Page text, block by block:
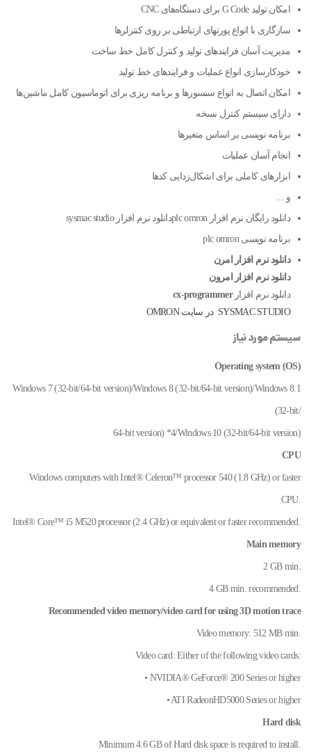
امکان تولید G Code برای دستگاه‌های CNC
سازگاری با انواع پورتهای ارتباطی بر روی کنترلرها
مدیریت آسان فرایندهای تولید و کنترل کامل خط ساخت
خودکارسازی انواع عملیات و فرایندهای خط تولید
امکان اتصال به انواع سنسورها و برنامه ریزی برای اتوماسیون کامل ماشین‌ها
دارای سیستم کنترل نسخه
برنامه نویسی بر اساس متغیرها
انجام آسان عملیات
ابزارهای کاملی برای اشکال‌زدایی کدها
و …
دانلود رایگان نرم افزار plc omronدانلود نرم افزار sysmac studio
برنامه نویسی plc omron
دانلود نرم افزار امرن
دانلود نرم افزار امرون
دانلود نرم افزارcx-programmer
SYSMAC STUDIO در سایت OMRON
سیستم مورد نیاز
Operating system (OS)
Windows 7 (32-bit/64-bit version)/Windows 8 (32-bit/64-bit version)/Windows 8.1
(32-bit/
64-bit version) *4/Windows 10 (32-bit/64-bit version)
CPU
Windows computers with Intel® Celeron™ processor 540 (1.8 GHz) or faster
CPU.
Intel® Core™ i5 M520 processor (2.4 GHz) or equivalent or faster recommended.
Main memory
2 GB min.
4 GB min. recommended.
Recommended video memory/video card for using 3D motion trace
Video memory: 512 MB min.
Video card: Either of the following video cards:
• NVIDIA® GeForce® 200 Series or higher
• ATI RadeonHD5000 Series or higher
Hard disk
Minimum 4.6 GB of Hard disk space is required to install.